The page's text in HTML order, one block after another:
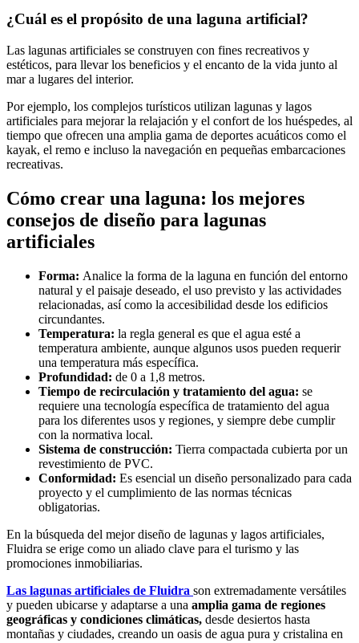
¿Cuál es el propósito de una laguna artificial?
Las lagunas artificiales se construyen con fines recreativos y
estéticos, para llevar los beneficios y el encanto de la vida junto al
mar a lugares del interior.
Por ejemplo, los complejos turísticos utilizan lagunas y lagos
artificiales para mejorar la relajación y el confort de los huéspedes, al
tiempo que ofrecen una amplia gama de deportes acuáticos como el
kayak, el remo e incluso la navegación en pequeñas embarcaciones
recreativas.
Cómo crear una laguna: los mejores
consejos de diseño para lagunas
artificiales
Forma: Analice la forma de la laguna en función del entorno
natural y el paisaje deseado, el uso previsto y las actividades
relacionadas, así como la accesibilidad desde los edificios
circundantes.
Temperatura: la regla general es que el agua esté a
temperatura ambiente, aunque algunos usos pueden requerir
una temperatura más específica.
Profundidad: de 0 a 1,8 metros.
Tiempo de recirculación y tratamiento del agua: se
requiere una tecnología específica de tratamiento del agua
para los diferentes usos y regiones, y siempre debe cumplir
con la normativa local.
Sistema de construcción: Tierra compactada cubierta por un
revestimiento de PVC.
Conformidad: Es esencial un diseño personalizado para cada
proyecto y el cumplimiento de las normas técnicas
obligatorias.
En la búsqueda del mejor diseño de lagunas y lagos artificiales,
Fluidra se erige como un aliado clave para el turismo y las
promociones inmobiliarias.
Las lagunas artificiales de Fluidra son extremadamente versátiles
y pueden ubicarse y adaptarse a una amplia gama de regiones
geográficas y condiciones climáticas, desde desiertos hasta
montañas y ciudades, creando un oasis de agua pura y cristalina en